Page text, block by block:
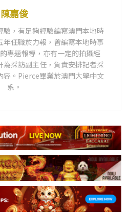
陳嘉俊
驗，有足夠經驗編寫澳門本地時
任職於力報，曾編寫本地時事
專題報導，亦有一定的拍攝經
採訪副主任，負責安排記者採
容。Pierce畢業於澳門大學中文
系。